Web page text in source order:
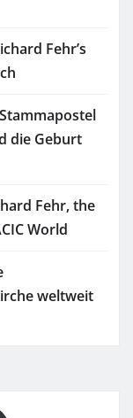
Fehr’s
die Geburt
Fehr, the
World
weltweit